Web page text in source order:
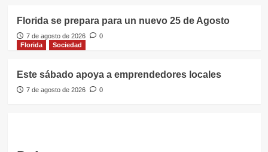
Florida se prepara para un nuevo 25 de Agosto
7 de agosto de 2026
0
Florida
Sociedad
Este sábado apoya a emprendedores locales
7 de agosto de 2026 0